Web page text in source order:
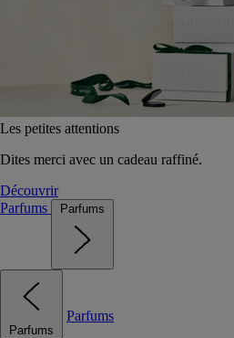
Les petites attentions
Dites merci avec un cadeau raffiné.
Découvrir
Parfums
Parfums
Parfums
Parfums